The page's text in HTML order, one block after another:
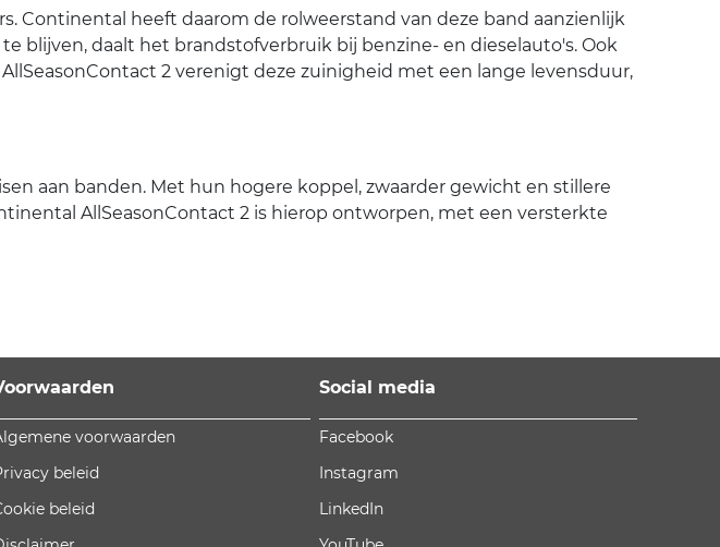
Continental heeft daarom de rolweerstand van deze band aanzienlijk
blijven, daalt het brandstofverbruik bij benzine- en dieselauto's. Ook
2 verenigt deze zuinigheid met een lange levensduur,
aan banden. Met hun hogere koppel, zwaarder gewicht en stillere
AllSeasonContact 2 is hierop ontworpen, met een versterkte
voorwaarden
beleid
beleid
Social media
Facebook
Instagram
LinkedIn